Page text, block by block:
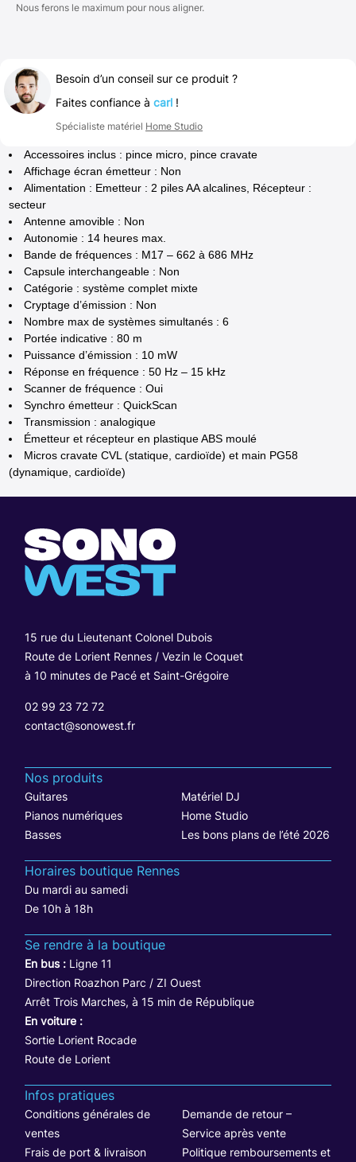
Nous ferons le maximum pour nous aligner.
Besoin d’un conseil sur ce produit ?
Faites confiance à carl !
Spécialiste matériel Home Studio
Accessoires inclus : pince micro, pince cravate
Affichage écran émetteur : Non
Alimentation : Emetteur : 2 piles AA alcalines, Récepteur :
secteur
Antenne amovible : Non
Autonomie : 14 heures max.
Bande de fréquences : M17 – 662 à 686 MHz
Capsule interchangeable : Non
Catégorie : système complet mixte
Cryptage d’émission : Non
Nombre max de systèmes simultanés : 6
Portée indicative : 80 m
Puissance d’émission : 10 mW
Réponse en fréquence : 50 Hz – 15 kHz
Scanner de fréquence : Oui
Synchro émetteur : QuickScan
Transmission : analogique
Émetteur et récepteur en plastique ABS moulé
Micros cravate CVL (statique, cardioïde) et main PG58
(dynamique, cardioïde)
15 rue du Lieutenant Colonel Dubois
Route de Lorient Rennes / Vezin le Coquet
à 10 minutes de Pacé et Saint-Grégoire
02 99 23 72 72
contact@sonowest.fr
Nos produits
Guitares
Matériel DJ
Pianos numériques
Home Studio
Basses
Les bons plans de l’été 2026
Horaires boutique Rennes
Du mardi au samedi
De 10h à 18h
Se rendre à la boutique
En bus : Ligne 11
Direction Roazhon Parc / ZI Ouest
Arrêt Trois Marches, à 15 min de République
En voiture :
Sortie Lorient Rocade
Route de Lorient
Infos pratiques
Conditions générales de
ventes
Demande de retour –
Service après vente
Frais de port & livraison
Politique remboursements et